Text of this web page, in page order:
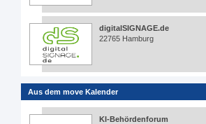
digitalSIGNAGE.de
22765 Hamburg
Aus dem move Kalender
KI-Behördenforum